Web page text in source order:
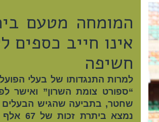
המומחה מטעם
אינו חייב
חשיפה
למרות התנגדותו של בעלי
“ספורט צומת השרון” ואישר
שחטר, בתביעה שהגיש הבעלים
נמצא